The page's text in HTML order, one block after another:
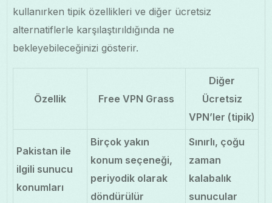
kullanırken tipik özellikleri ve diğer ücretsiz
alternatiflerle karşılaştırıldığında ne
bekleyebileceğinizi gösterir.
Özellik Free VPN Grass
Diğer
Ücretsiz
VPN’ler (tipik)
Pakistan ile
ilgili sunucu
konumları
Birçok yakın
konum seçeneği,
periyodik olarak
döndürülür
Sınırlı, çoğu
zaman
kalabalık
sunucular